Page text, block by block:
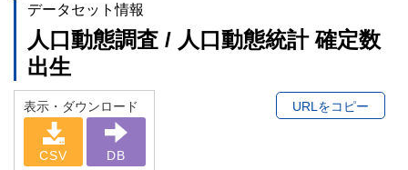
データセット情報
人口動態調査 / 人口動態統計 確定数
出生
表示・ダウンロード
CSV DB
URLをコピー